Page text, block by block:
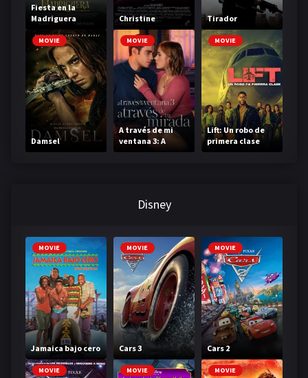
Fiesta en la
Madriguera
Christine Tirador
MOVIE
Damsel
MOVIE
A través de mi
ventana 3: A
través de tu
MOVIE
Lift: Un robo de
primera clase
Disney
MOVIE
Jamaica bajo cero
MOVIE
Cars 3
MOVIE
Cars 2
MOVIE MOVIE MOVIE